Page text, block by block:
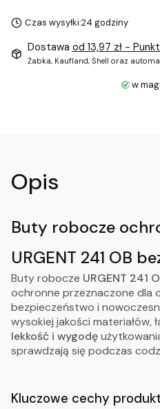
Czas wysyłki:24 godziny
Dostawa od 13,97 zł -
Żabka, Kaufland, Shell oraz
w
Opis
Buty robocze
URGENT 241 OB
Buty robocze URGENT 241
ochronne przeznaczone dla
bezpieczeństwo i
wysokiej jakości materiałów,
lekkość i wygodę
sprawdzają się podczas
Kluczowe cechy